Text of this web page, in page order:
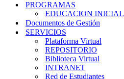
PROGRAMAS
EDUCACION INICIAL
Documentos de Gestión
SERVICIOS
Plataforma Virtual
REPOSITORIO
Biblioteca Virtual
INTRANET
Red de Estudiantes